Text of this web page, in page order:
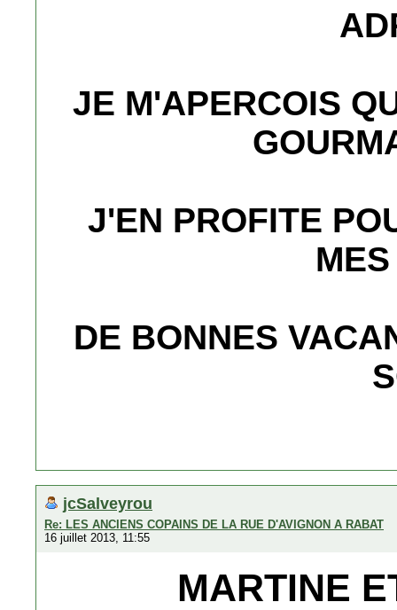
JE M'APERCOIS
J'EN PROFITE
DE BONNES
jcSalveyrou
Re: LES ANCIENS COPAINS DE LA RUE D'AVIGNON A RABAT
16 juillet 2013, 11:55
MARTINE